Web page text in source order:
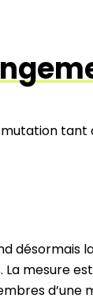
tant
désormais
La mesure